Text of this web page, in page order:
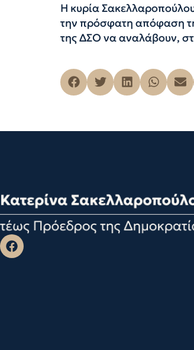
Η κυρία
την πρόσφατη απόφαση
της ΔΣΟ να αναλάβουν,